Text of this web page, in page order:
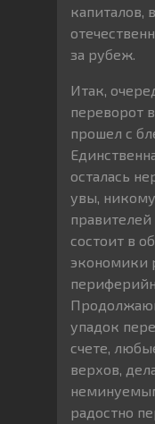
капиталов,
за рубеж.
Итак,
переворот
прошел с
осталась
увы,
состоит в
экономики
упадок
счете,
верхов,
радостно